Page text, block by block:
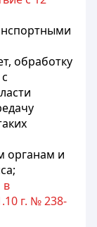
обработку
органам и
в
г. № 238-